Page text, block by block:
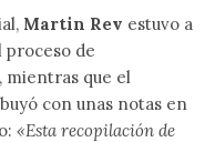
Martin Rev estuvo a
proceso de
mientras que el
con unas notas en
«Esta recopilación de